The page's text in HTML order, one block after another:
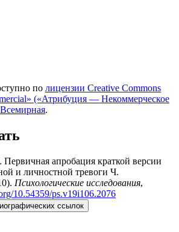
по лицензии Creative Commons
(«Атрибуция — Некоммерческое
.
апробация краткой версии
и личностной тревоги Ч.
Психологические исследования,
10.54359/ps.v19i106.2076
ссылок